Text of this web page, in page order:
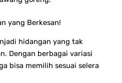
yang Berkesan!
hidangan yang tak
Dengan berbagai variasi
bisa memilih sesuai selera